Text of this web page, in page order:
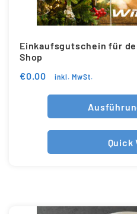
Einkaufsgutschein für
Shop
€0.00 inkl. MwSt.
Quick